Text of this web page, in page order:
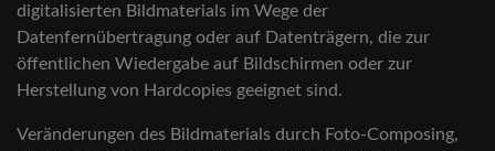
digitalisierten Bildmaterials im Wege der
Datenfernübertragung oder auf Datenträgern, die zur
öffentlichen Wiedergabe auf Bildschirmen oder zur
Herstellung von Hardcopies geeignet sind.
Veränderungen des Bildmaterials durch Foto-Composing,